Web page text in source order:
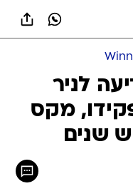
לניר
מקס
שנים